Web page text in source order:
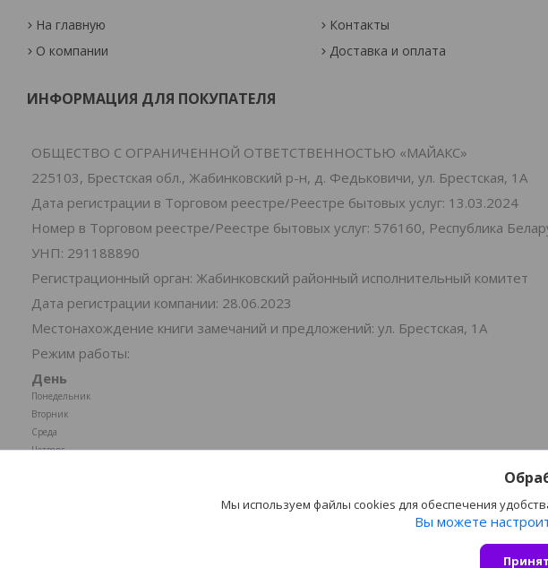
На главную
О компании
Контакты
Доставка и оплата
ИНФОРМАЦИЯ ДЛЯ ПОКУПАТЕЛЯ
ОБЩЕСТВО С ОГРАНИЧЕННОЙ ОТВЕТСТВЕННОСТЬЮ «МАЙАКС»
225103, Брестская обл., Жабинковский р-н, д. Федьковичи, ул. Брестская, 1А
Дата регистрации в Торговом реестре/Реестре бытовых услуг: 13.03.2024
Номер в Торговом реестре/Реестре бытовых услуг: 576160, Республика
УНП: 291188890
Регистрационный орган: Жабинковский районный исполнительный комитет
Дата регистрации компании: 28.06.2023
Местонахождение книги замечаний и предложений: ул. Брестская, 1А
Режим работы:
День
Понедельник
Вторник
Среда
Четверг
Сайт
Мы используем файлы cookies для обеспечения
Вы можете